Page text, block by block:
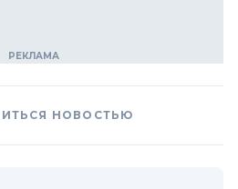
НОВОСТЬЮ